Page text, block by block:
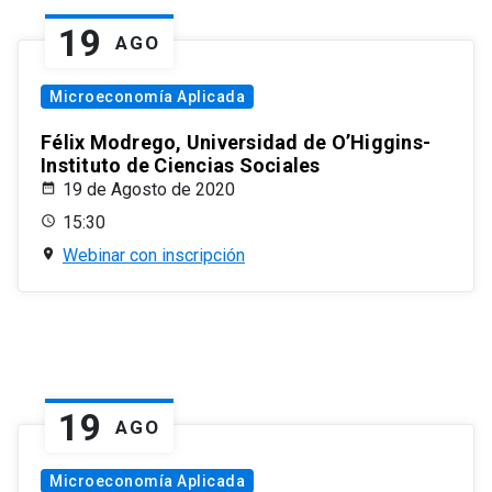
19 AGO
Microeconomía Aplicada
Félix Modrego, Universidad de O’Higgins-
Instituto de Ciencias Sociales
19 de Agosto de 2020
15:30
Webinar con inscripción
19 AGO
Microeconomía Aplicada